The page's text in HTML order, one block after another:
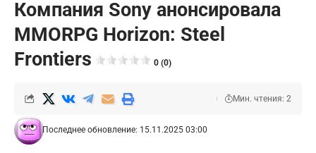
Компания Sony анонсировала
MMORPG Horizon: Steel
Frontiers
0 (0)
Последнее обновление: 15.11.2025 03:00
Мин. чтения: 2